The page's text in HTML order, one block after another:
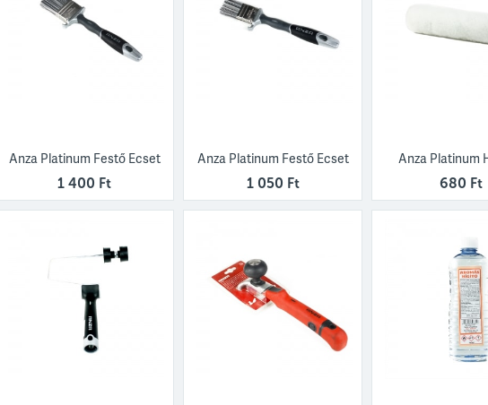
Anza Platinum Festő Ecset
1 400 Ft
Anza Platinum Festő Ecset
1 050 Ft
Anza Platinum
680 Ft